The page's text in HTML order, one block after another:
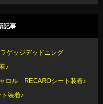
記事
ゲッジデッドニング
♪
ロル RECAROシート装着♪
装着♪